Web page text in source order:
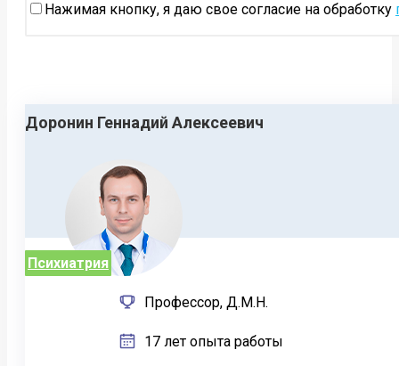
Нажимая кнопку, я даю свое согласие на обработку
Доронин Геннадий Алексеевич
Психиатрия
Профессор, Д.М.Н.
17 лет опыта работы